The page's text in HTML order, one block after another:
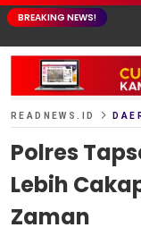
BREAKING NEWS!
READNEWS.ID
Polres
Lebih
Zaman